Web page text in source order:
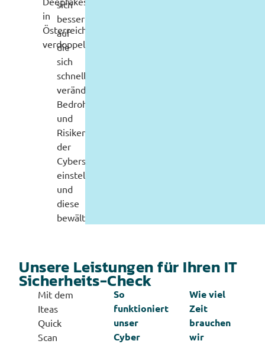
in
Österreich
verdoppelt.
sich
besser
auf
die
sich
schnell
verändernden
Bedrohungen
und
Risiken
der
Cybersicherheit
einstellen
und
diese
bewältigen.
Unsere Leistungen für Ihren IT
Sicherheits-Check
Mit dem
Iteas
Quick
Scan
So
funktioniert
unser
Cyber
Wie viel
Zeit
brauchen
wir